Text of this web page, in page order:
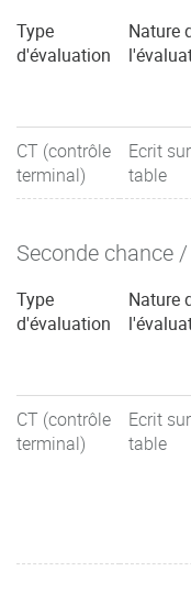
Type
d'évaluation
Nature
CT (contrôle
terminal)
Ecrit sur
table
Seconde chance
Type
d'évaluation
Nature
CT (contrôle
terminal)
Ecrit sur
table